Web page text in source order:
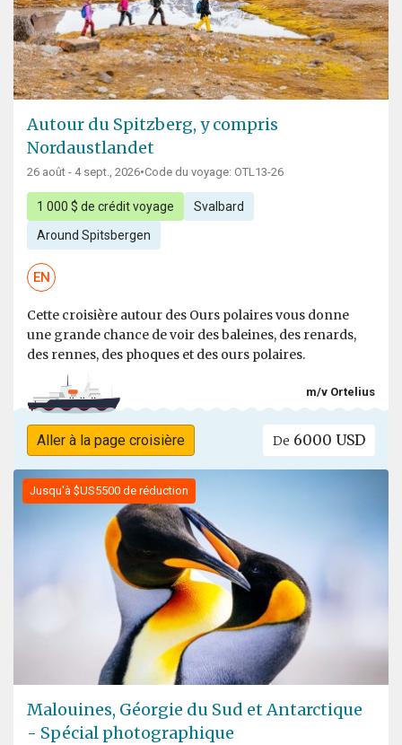
Autour du Spitzberg, y compris
Nordaustlandet
26 août - 4 sept., 2026•Code du voyage: OTL13-26
1 000 $ de crédit voyage Svalbard
Around Spitsbergen
EN
Cette croisière autour des Ours polaires vous donne
une grande chance de voir des baleines, des renards,
des rennes, des phoques et des ours polaires.
m/v Ortelius
Aller à la page croisière De 6000 USD
Jusqu'à $US5500 de réduction
Malouines, Géorgie du Sud et Antarctique
- Spécial photographique